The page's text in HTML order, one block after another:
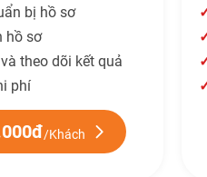
bị hồ sơ
hồ sơ
theo dõi kết quả
phí
/Khách